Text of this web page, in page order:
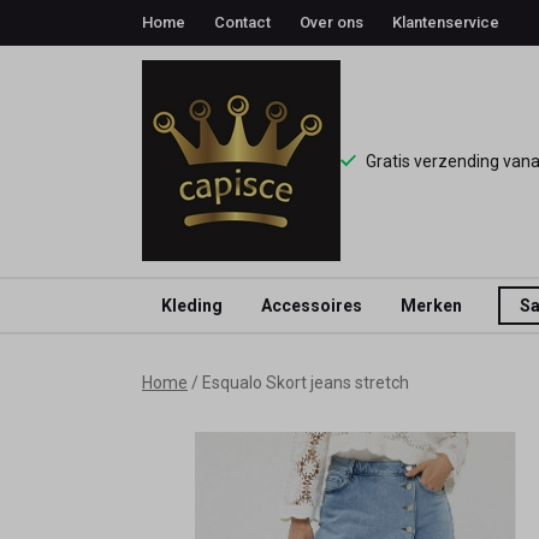
Home Contact Over ons Klantenservice
Gratis verzending
Kleding Accessoires Merken
Esqualo
Home Esqualo Skort jeans stretch